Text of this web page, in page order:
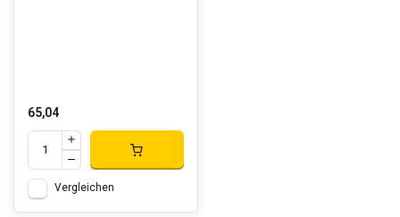
65,04
Vergleichen